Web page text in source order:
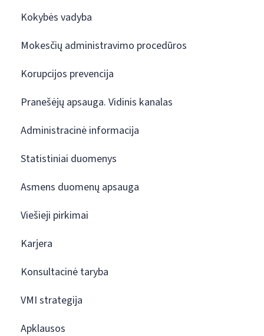
Kokybės vadyba
Mokesčių administravimo procedūros
Korupcijos prevencija
Pranešėjų apsauga. Vidinis kanalas
Administracinė informacija
Statistiniai duomenys
Asmens duomenų apsauga
Viešieji pirkimai
Karjera
Konsultacinė taryba
VMI strategija
Apklausos